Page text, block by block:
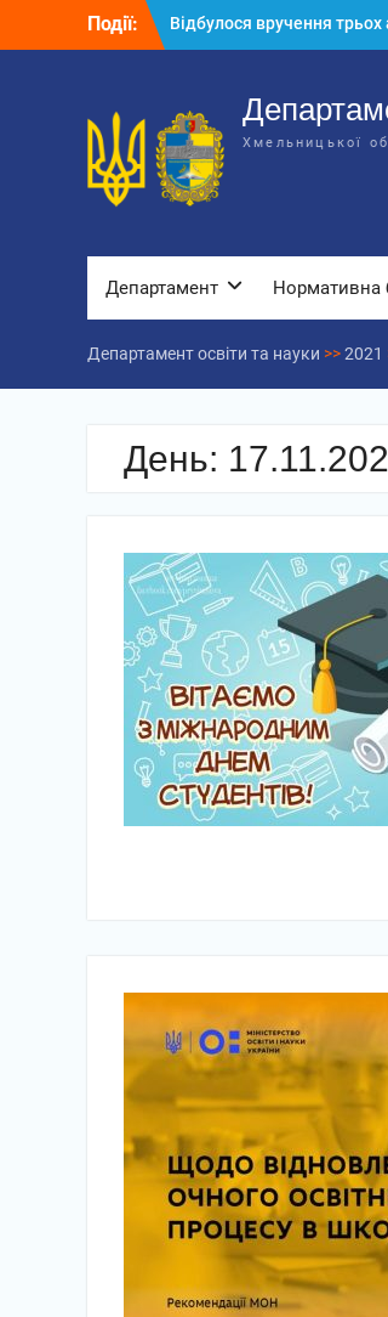
Події:
Відбулося вручення трьох
для потреб закладів
Департаменту освіти та
державної адміністрації
Відбулась обласна нарада
відповідальних за
патріотичне виховання
Хмельницької
Департамент Нормативна
Департамент освіти та науки >>2021
День: